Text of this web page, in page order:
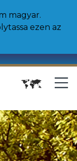
magyar.
ezen az